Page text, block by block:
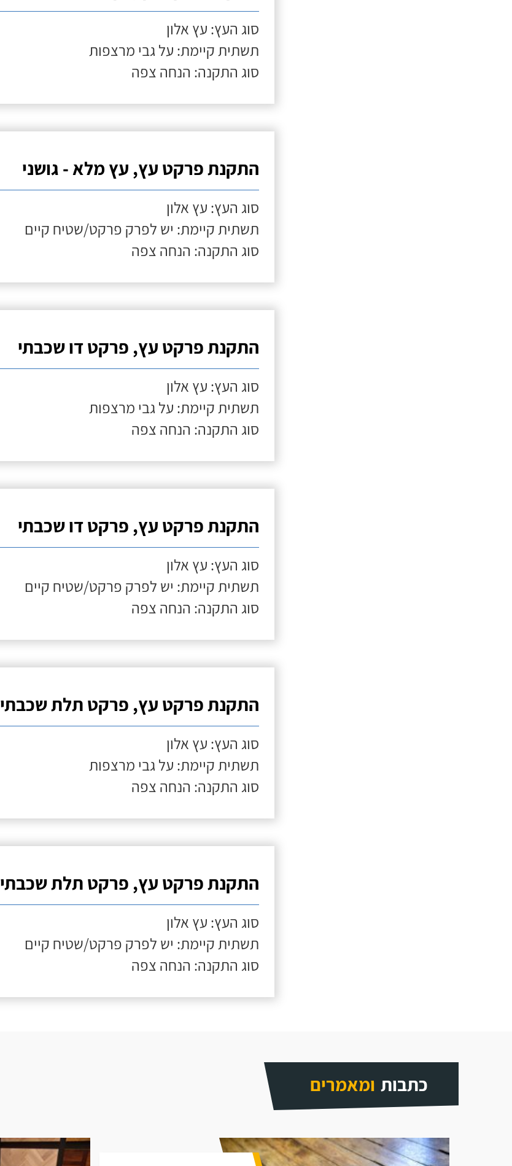
סוג העץ: עץ אלון
תשתית קיימת: על גבי מרצפות
סוג התקנה: הנחה צפה
התקנת פרקט עץ, עץ מלא - גושני
סוג העץ: עץ אלון
תשתית קיימת: יש לפרק פרקט/שטיח קיים
סוג התקנה: הנחה צפה
התקנת פרקט עץ, פרקט דו שכבתי
סוג העץ: עץ אלון
תשתית קיימת: על גבי מרצפות
סוג התקנה: הנחה צפה
התקנת פרקט עץ, פרקט דו שכבתי
סוג העץ: עץ אלון
תשתית קיימת: יש לפרק פרקט/שטיח קיים
סוג התקנה: הנחה צפה
התקנת פרקט עץ, פרקט תלת שכבתי
סוג העץ: עץ אלון
תשתית קיימת: על גבי מרצפות
סוג התקנה: הנחה צפה
התקנת פרקט עץ, פרקט תלת שכבתי
סוג העץ: עץ אלון
תשתית קיימת: יש לפרק פרקט/שטיח קיים
סוג התקנה: הנחה צפה
כתבות ומאמרים